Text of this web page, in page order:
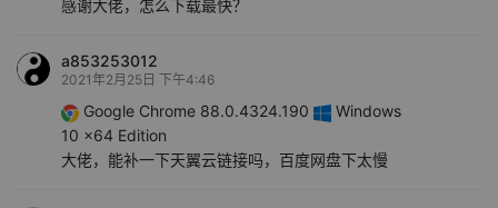
感谢大佬，怎么下载最快？
a853253012
2021年2月25日 下午4:46
Google Chrome 88.0.4324.190
Windows
10 x64 Edition
大佬，能补一下天翼云链接吗，百度网盘下太慢